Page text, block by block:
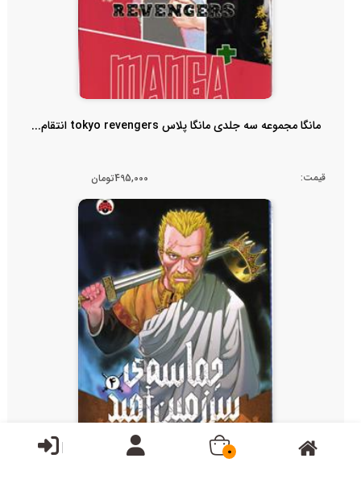
مانگا مجموعه سه جلدی مانگا پلاس tokyo revengers انتقام...
قیمت: 495,000تومان
0